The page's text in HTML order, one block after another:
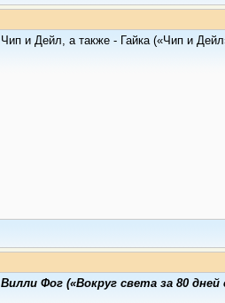
Чип и Дейл, а также - Гайка («Чип и
Вилли Фог («Вокруг света за 80